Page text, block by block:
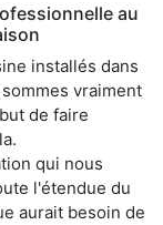
au
installés dans
vraiment
de faire
qui nous
l'étendue du
aurait besoin de